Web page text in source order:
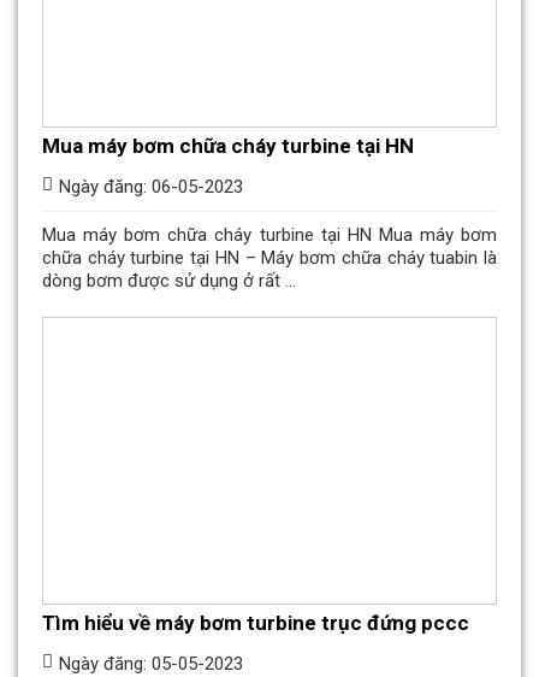
Mua máy bơm chữa cháy turbine tại HN
Ngày đăng: 06-05-2023
Mua máy bơm chữa cháy turbine tại HN Mua máy bơm
chữa cháy turbine tại HN – Máy bơm chữa cháy tuabin là
dòng bơm được sử dụng ở rất ...
Tìm hiểu về máy bơm turbine trục đứng pccc
Ngày đăng: 05-05-2023